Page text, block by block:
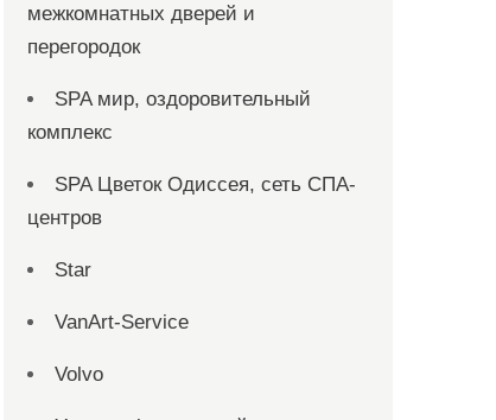
межкомнатных дверей и
перегородок
SPA мир, оздоровительный
комплекс
SPA Цветок Одиссея, сеть СПА-
центров
Star
VanArt-Service
Volvo